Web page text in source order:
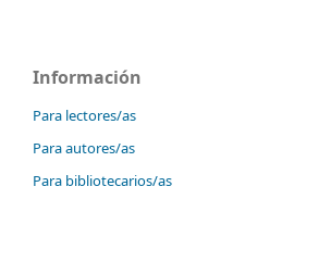
Información
Para lectores/as
Para autores/as
Para bibliotecarios/as